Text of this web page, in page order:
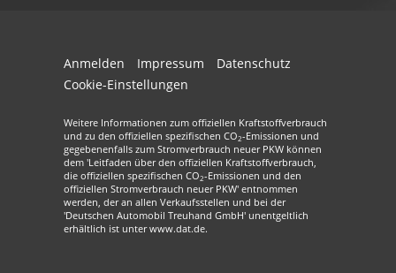
Anmelden Impressum
Datenschutz
Cookie-Einstellungen
Weitere Informationen zum offiziellen Kraftstoffverbrauch
und zu den offiziellen spezifischen CO2-Emissionen und
gegebenenfalls zum Stromverbrauch neuer PKW können
dem 'Leitfaden über den offiziellen Kraftstoffverbrauch,
die offiziellen spezifischen CO2-Emissionen und den
offiziellen Stromverbrauch neuer PKW' entnommen
werden, der an allen Verkaufsstellen und bei der
'Deutschen Automobil Treuhand GmbH' unentgeltlich
erhältlich ist unter www.dat.de.